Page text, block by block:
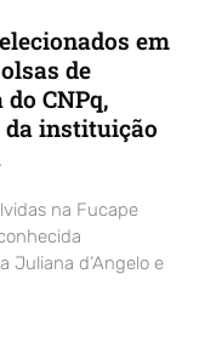
em
de
CNPq,
da instituição
na Fucape
Juliana d’Angelo e